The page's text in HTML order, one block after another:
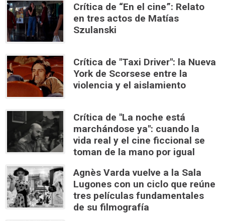
Crítica de “En el cine”: Relato
en tres actos de Matías
Szulanski
Crítica de "Taxi Driver": la Nueva
York de Scorsese entre la
violencia y el aislamiento
Crítica de "La noche está
marchándose ya": cuando la
vida real y el cine ficcional se
toman de la mano por igual
Agnès Varda vuelve a la Sala
Lugones con un ciclo que reúne
tres películas fundamentales
de su filmografía